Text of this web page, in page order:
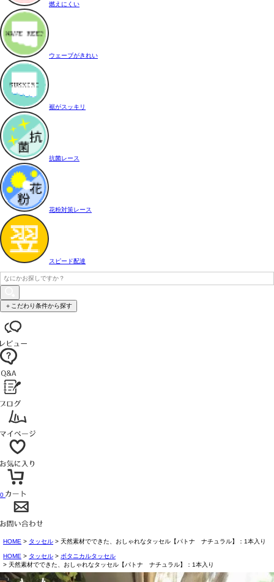
燃えにくい
ウェーブがきれい
裾がスッキリ
抗菌レース
花粉対策レース
スピード配達
＋こだわり条件から探す
0
HOME タッセル 天然素材でできた、おしゃれなタッセル【パトナ ナチュラル】：1本入り
HOME タッセル
ボタニカルタッセル
天然素材でできた、おしゃれなタッセル【パトナ ナチュラル】：1本入り